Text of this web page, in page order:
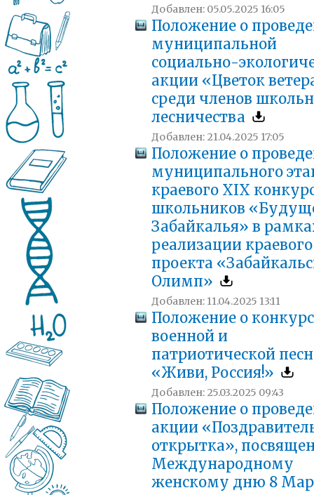
Добавлен: 05.05.2025 16:05
Положение о
муниципальной
социально-
акции «Цветок
среди членов
лесничества
Добавлен: 21.04.2025 17:05
Положение о
муниципального
краевого XIX
школьников
Забайкалья» в
реализации краевого
проекта
Олимп»
Добавлен: 11.04.2025 13:11
Положение о
военной и
патриотической
«Живи, Россия!»
Добавлен: 25.03.2025 09:43
Положение о
акции
открытка»,
Международному
женскому дню 8